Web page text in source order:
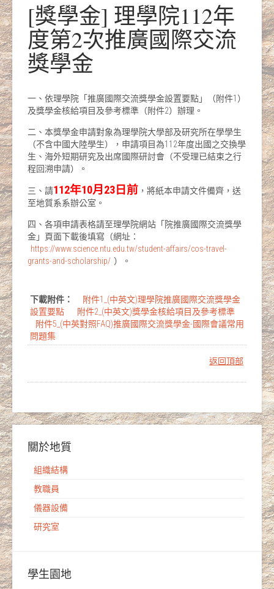
[獎學金] 理學院112年
度第2次推廣國際交流
獎學金
一、依理學院「推廣國際交流獎學金設置要點」（附件1）
及獎學金核給項目及參考標準（附件2）辦理。
二、本獎學金申請對象為理學院大學部及研究所在學學生
（不含中國大陸學生），申請項目為112年度出國之交換學
生、海外短期研究及出席國際研討會（不受理已結束之行
程回溯申請）。
三、請112年10月23日前 ，將紙本申請文件備齊，送
至地質系系辦公室。
四、各項申請表格請至理學院網站「院推廣國際交流獎學
金」頁面下載後填寫（網址：
https://www.science.ntu.edu.tw/student-affairs/cos-travel-
grants-and-scholarship/ ）。
下載附件：
附件1_(中英文)理學院推廣國際交流獎學金
設置要點
附件2_(中英文)獎學金核給項目及參考標準
附件5_(中英對照FAQ)推廣國際交流獎學金-國際會議常用
問題集
返回頂部
關於地質
組織結構
教職員
儀器設備
研究室
學生園地